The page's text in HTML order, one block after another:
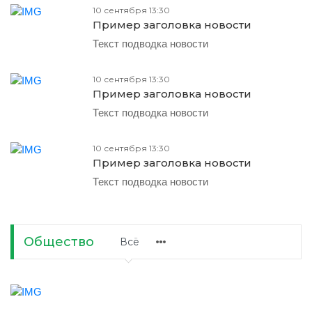
10 сентября 13:30
Пример заголовка новости
Текст подводка новости
10 сентября 13:30
Пример заголовка новости
Текст подводка новости
10 сентября 13:30
Пример заголовка новости
Текст подводка новости
Общество Всё